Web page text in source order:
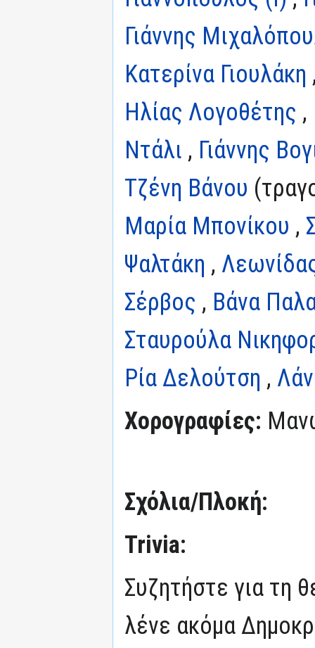
Γιάννης
Κατερίνα Γιουλάκη
Ηλίας Λογοθέτης ,
Ντάλι , Γιάννης
Τζένη Βάνου
Μαρία Μπονίκου ,
Ψαλτάκη ,
Σέρβος , Βάνα
Σταυρούλα
Ρία Δελούτση ,
Χορογραφίες:
Σχόλια/Πλοκή:
Trivia:
Συζητήστε για τη
λένε ακόμα